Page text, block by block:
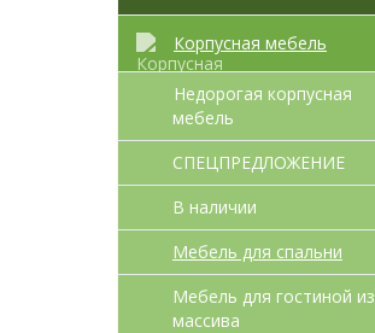
Корпусная мебель
Недорогая корпусная
мебель
СПЕЦПРЕДЛОЖЕНИЕ
В наличии
Мебель для спальни
Мебель для гостиной из
массива